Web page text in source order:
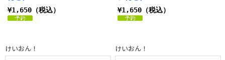
¥1,650（税込） ¥1,650（税込）
けいおん！ けいおん！